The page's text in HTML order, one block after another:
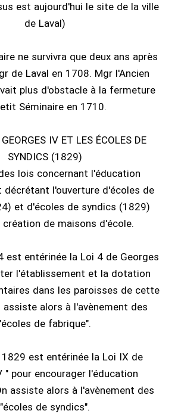
est aujourd'hui le site de la ville
de Laval)
ne survivra que deux ans après
de Laval en 1708. Mgr l'Ancien
plus d'obstacle à la fermeture
Séminaire en 1710.
IV ET LES ÉCOLES DE
SYNDICS (1829)
lois concernant l'éducation
décrétant l'ouverture d'écoles de
et d'écoles de syndics (1829)
de maisons d'école.
est entérinée la Loi 4 de Georges
l'établissement et la dotation
dans les paroisses de cette
assiste alors à l'avènement des
de fabrique".
est entérinée la Loi IX de
" pour encourager l'éducation
assiste alors à l'avènement des
"écoles de syndics".